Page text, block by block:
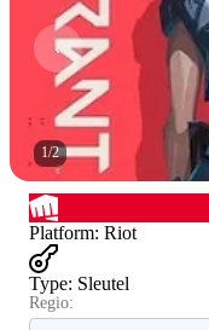
1/2
Platform: Riot
Type: Sleutel
Regio: